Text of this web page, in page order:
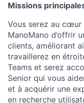
Missions
Vous serez au
ManoMano d’offrir
clients, améliorant
travaillerez en
Teams et serez
Senior qui vous
et à acquérir une
en recherche